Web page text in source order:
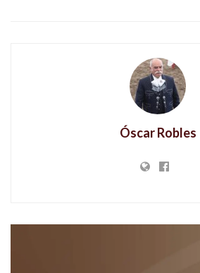
Óscar Robles